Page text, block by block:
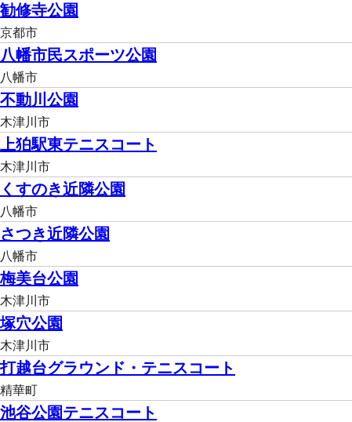
勧修寺公園
京都市
八幡市民スポーツ公園
八幡市
不動川公園
木津川市
上狛駅東テニスコート
木津川市
くすのき近隣公園
八幡市
さつき近隣公園
八幡市
梅美台公園
木津川市
塚穴公園
木津川市
打越台グラウンド・テニスコート
精華町
池谷公園テニスコート